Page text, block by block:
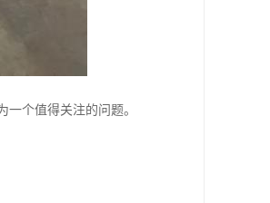
个值得关注的问题。